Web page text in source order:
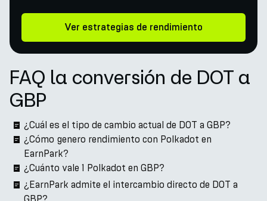
Ver estrategias de rendimiento
FAQ la conversión de DOT a
GBP
¿Cuál es el tipo de cambio actual de DOT a GBP?
¿Cómo genero rendimiento con Polkadot en
EarnPark?
¿Cuánto vale 1 Polkadot en GBP?
¿EarnPark admite el intercambio directo de DOT a